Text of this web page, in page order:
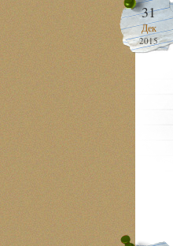
31
Дек
2015